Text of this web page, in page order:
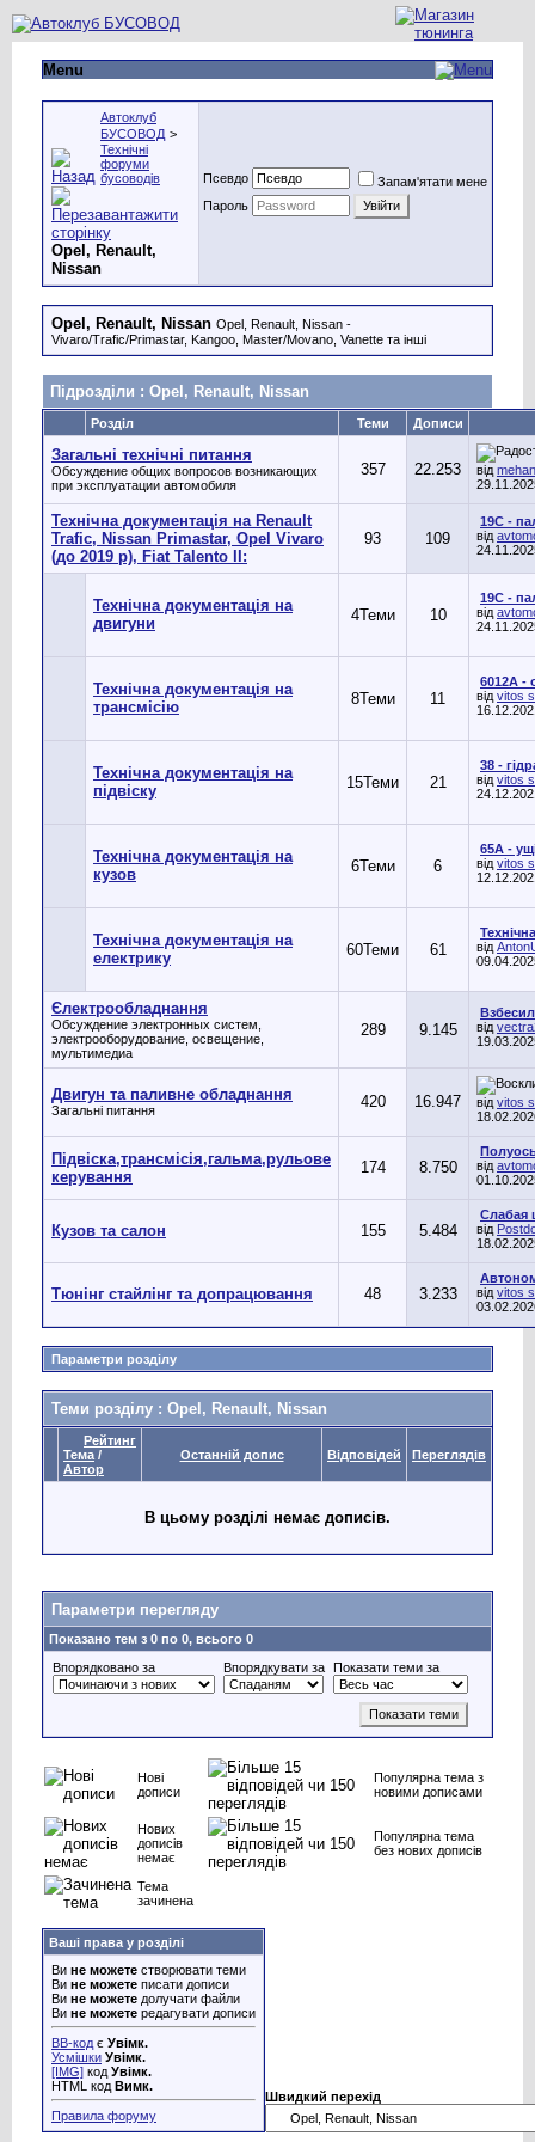
Menu
Автоклуб
БУСОВОД >
Технічні
форуми
бусоводів
Opel, Renault,
Nissan
Псевдо
Запам'ятати мене
Пароль
Opel, Renault, Nissan Opel, Renault, Nissan -
Vivaro/Trafic/Primastar, Kangoo, Master/Movano, Vanette та інші
Підрозділи : Opel, Renault, Nissan
Розділ Теми Дописи
Загальні технічні питання
Обсуждение общих вопросов возникающих
при эксплуатации автомобиля
357 22.253 від
Технічна документація на Renault
Trafic, Nissan Primastar, Оpel Vivaro
(до 2019 р), Fiat Talento II:
93 109
19C -
від
Технічна документація на
двигуни
4Теми 10
19C -
від
Технічна документація на
трансмісію
8Теми 11
6012A -
від vitos
Технічна документація на
підвіску
15Теми 21
38 -
від vitos
Технічна документація на
кузов
6Теми 6
65А -
від vitos
Технічна документація на
електрику
60Теми 61
від
Єлектрообладнання
Обсуждение электронных систем,
электрооборудование, освещение,
мультимедиа
289 9.145
від
Двигун та паливне обладнання
Загальні питання 420 16.947 від vitos
Підвіска,трансмісія,гальма,рульове
керування
174 8.750
від
Кузов та салон 155 5.484
Слабая
від
Тюнінг стайлінг та допрацювання 48 3.233
від vitos
Параметри розділу
Теми розділу : Opel, Renault, Nissan
Рейтинг
Тема /
Автор
Останній допис Відповідей Переглядів
В цьому розділі немає дописів.
Параметри перегляду
Показано тем з 0 по 0, всього 0
Впорядковано за
Впорядкувати за Показати теми за
Нові
дописи
Популярна тема з
новими дописами
Нових
дописів
немає
Популярна тема
без нових дописів
Тема
зачинена
Ваші права у розділі
Ви не можете створювати теми
Ви не можете писати дописи
Ви не можете долучати файли
Ви не можете редагувати дописи
BB-код є Увімк.
Усмішки Увімк.
[IMG] код Увімк.
HTML код Вимк.
Правила форуму
Швидкий перехід